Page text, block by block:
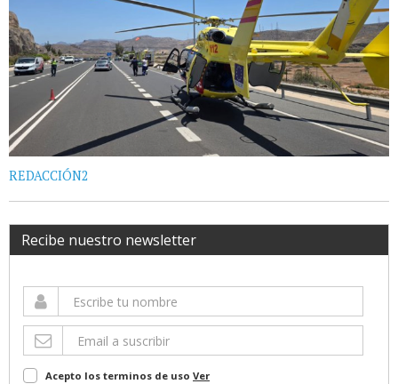
REDACCIÓN2
Recibe nuestro newsletter
Acepto los terminos de uso Ver